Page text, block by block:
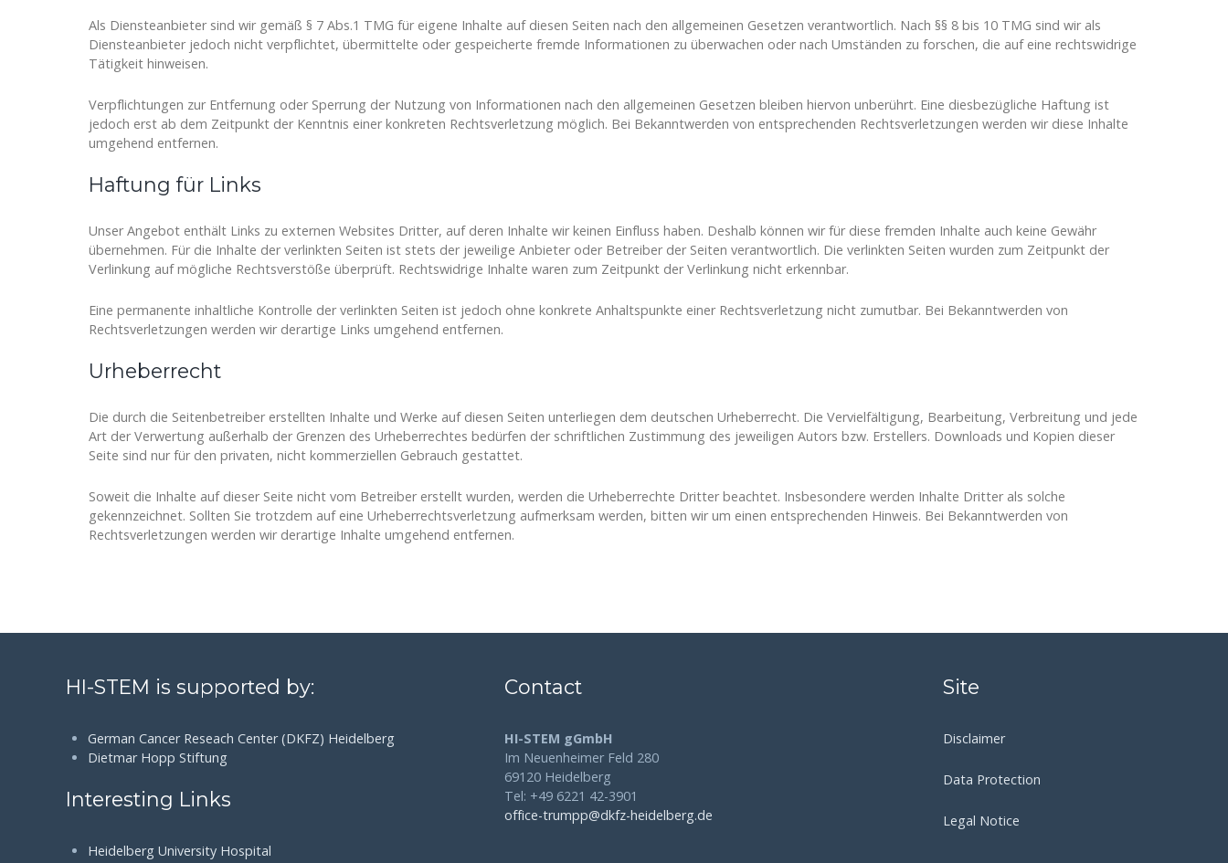
Als Diensteanbieter sind wir gemäß § 7 Abs.1 TMG für eigene Inhalte auf diesen Seiten nach den allgemeinen Gesetzen verantwortlich. Nach §§ 8 bis 10 TMG sind wir als
Diensteanbieter jedoch nicht verpflichtet, übermittelte oder gespeicherte fremde Informationen zu überwachen oder nach Umständen zu forschen, die auf eine rechtswidrige
Tätigkeit hinweisen.
Verpflichtungen zur Entfernung oder Sperrung der Nutzung von Informationen nach den allgemeinen Gesetzen bleiben hiervon unberührt. Eine diesbezügliche Haftung ist
jedoch erst ab dem Zeitpunkt der Kenntnis einer konkreten Rechtsverletzung möglich. Bei Bekanntwerden von entsprechenden Rechtsverletzungen werden wir diese Inhalte
umgehend entfernen.
Haftung für Links
Unser Angebot enthält Links zu externen Websites Dritter, auf deren Inhalte wir keinen Einfluss haben. Deshalb können wir für diese fremden Inhalte auch keine Gewähr
übernehmen. Für die Inhalte der verlinkten Seiten ist stets der jeweilige Anbieter oder Betreiber der Seiten verantwortlich. Die verlinkten Seiten wurden zum Zeitpunkt der
Verlinkung auf mögliche Rechtsverstöße überprüft. Rechtswidrige Inhalte waren zum Zeitpunkt der Verlinkung nicht erkennbar.
Eine permanente inhaltliche Kontrolle der verlinkten Seiten ist jedoch ohne konkrete Anhaltspunkte einer Rechtsverletzung nicht zumutbar. Bei Bekanntwerden von
Rechtsverletzungen werden wir derartige Links umgehend entfernen.
Urheberrecht
Die durch die Seitenbetreiber erstellten Inhalte und Werke auf diesen Seiten unterliegen dem deutschen Urheberrecht. Die Vervielfältigung, Bearbeitung, Verbreitung und jede
Art der Verwertung außerhalb der Grenzen des Urheberrechtes bedürfen der schriftlichen Zustimmung des jeweiligen Autors bzw. Erstellers. Downloads und Kopien dieser
Seite sind nur für den privaten, nicht kommerziellen Gebrauch gestattet.
Soweit die Inhalte auf dieser Seite nicht vom Betreiber erstellt wurden, werden die Urheberrechte Dritter beachtet. Insbesondere werden Inhalte Dritter als solche
gekennzeichnet. Sollten Sie trotzdem auf eine Urheberrechtsverletzung aufmerksam werden, bitten wir um einen entsprechenden Hinweis. Bei Bekanntwerden von
Rechtsverletzungen werden wir derartige Inhalte umgehend entfernen.
HI-STEM is supported by:
German Cancer Reseach Center (DKFZ) Heidelberg
Dietmar Hopp Stiftung
Interesting Links
Heidelberg University Hospital
Contact
HI-STEM gGmbH
Im Neuenheimer Feld 280
69120 Heidelberg
Tel: +49 6221 42-3901
office-trumpp@dkfz-heidelberg.de
Site
Disclaimer
Data Protection
Legal Notice